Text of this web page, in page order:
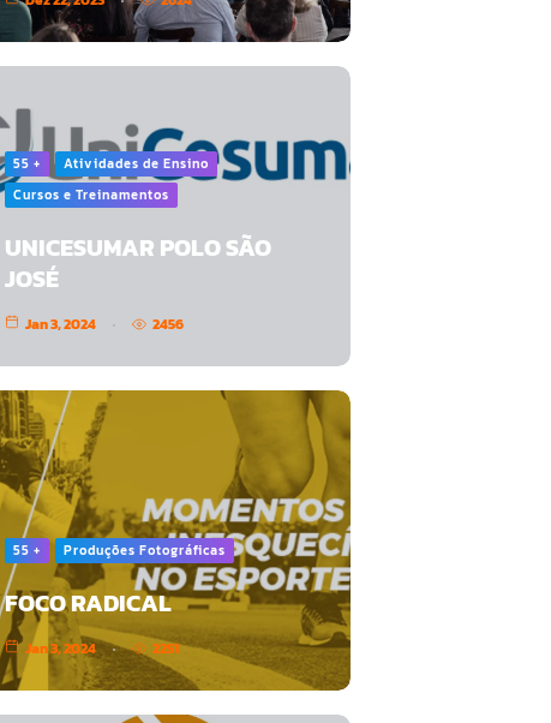
55 +
Atividades de Ensino
Cursos e Treinamentos
UNICESUMAR POLO SÃO
JOSÉ
Jan 3, 2024 2456
55 + Produções Fotográficas
FOCO RADICAL
Jan 3, 2024 2251